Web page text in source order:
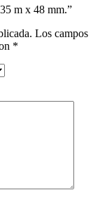
m x 48 mm.”
Los campos
*